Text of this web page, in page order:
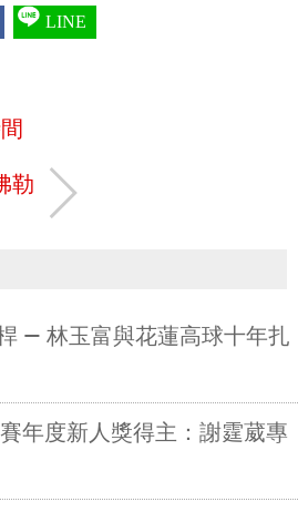
LINE
勒
— 林玉富與花蓮高球十年扎
年度新人獎得主：謝霆葳專